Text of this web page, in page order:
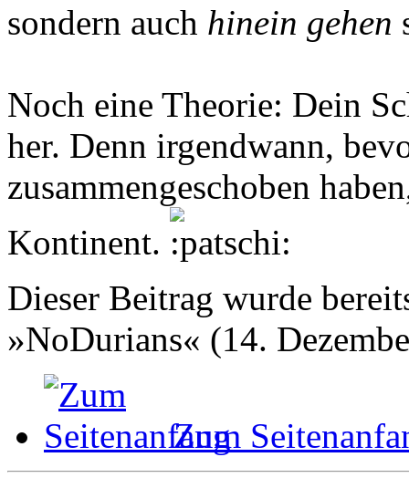
sondern auch hinein gehen
Noch eine Theorie: Dein
her. Denn irgendwann,
zusammengeschoben
Kontinent.
Dieser Beitrag wurde
»NoDurians« (14.
Zum